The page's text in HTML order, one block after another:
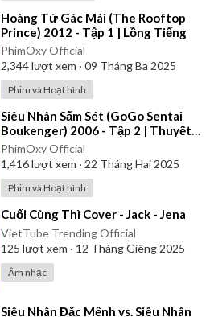
⁣Hoàng Tử Gác Mái (The Rooftop
Prince) 2012 - Tập 1 | Lồng Tiếng
PhimOxy Official
2,344lượt xem · 09 Tháng Ba 2025
Phim và Hoạt hình
⁣Siêu Nhân Sấm Sét (GoGo Sentai
Boukenger) 2006 - Tập 2 | Thuyết
Minh
PhimOxy Official
1,416lượt xem · 22 Tháng Hai 2025
Phim và Hoạt hình
⁣Cuối Cùng Thì Cover - Jack - Jena
VietTube Trending Official
125 lượt xem · 12 Tháng Giêng 2025
Âm nhạc
⁣Siêu Nhân Đặc Mệnh vs. Siêu Nhân